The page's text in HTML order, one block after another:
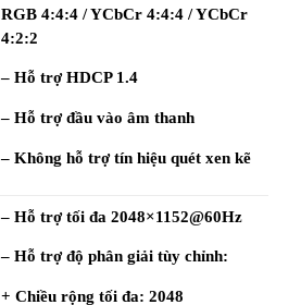
RGB 4:4:4 / YCbCr 4:4:4 / YCbCr
4:2:2
– Hỗ trợ HDCP 1.4
– Hỗ trợ đầu vào âm thanh
– Không hỗ trợ tín hiệu quét xen kẽ
– Hỗ trợ tối đa 2048×1152@60Hz
– Hỗ trợ độ phân giải tùy chỉnh:
+ Chiều rộng tối đa: 2048